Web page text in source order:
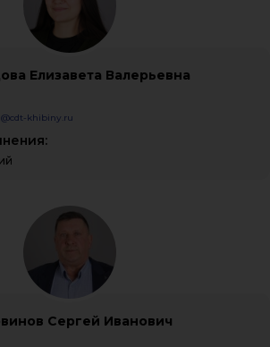
Елизавета Валерьевна
khibiny.ru
Сергей Иванович